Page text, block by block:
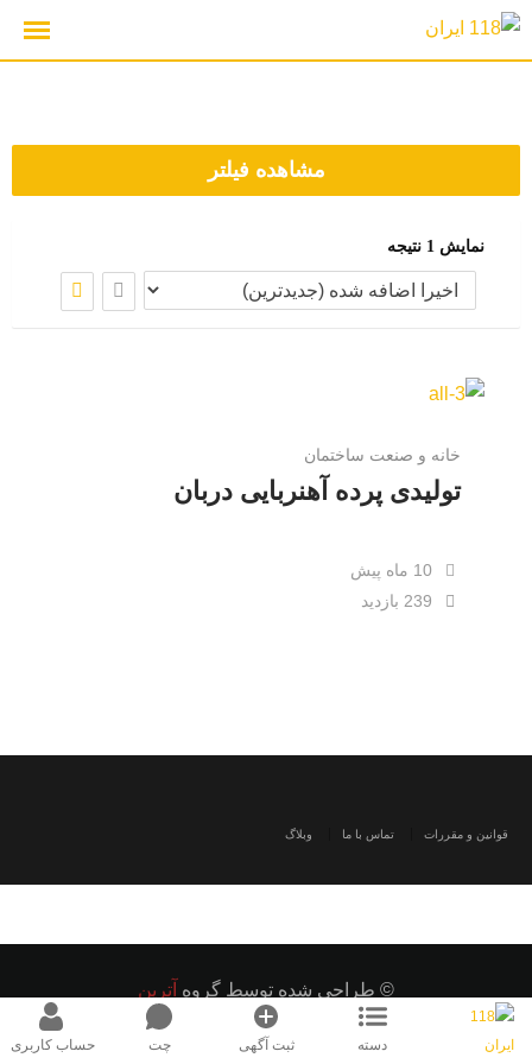
پرش
دسته ثبت آگهی چت حساب کاربری
مشاهده فیلتر
نمایش 1 نتیجه
خانه و صنعت ساختمان
تولیدی پرده آهنربایی دربان
10 ماه پیش
239 بازدید
قوانین و مقررات تماس با ما وبلاگ
© طراحی شده توسط گروه آترین